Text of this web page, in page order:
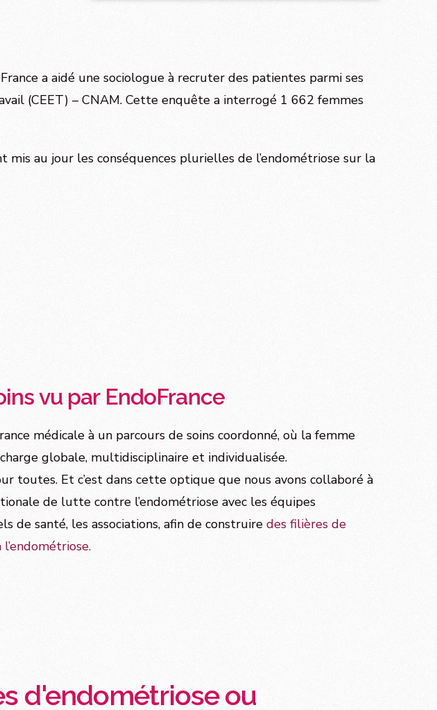
a aidé une sociologue à recruter des patientes parmi ses
(CEET) – CNAM. Cette enquête a interrogé 1 662 femmes
au jour les conséquences plurielles de l’endométriose sur la
vu par EndoFrance
médicale à un parcours de soins coordonné, où la femme
globale, multidisciplinaire et individualisée.
toutes. Et c’est dans cette optique que nous avons collaboré à
de lutte contre l’endométriose avec les équipes
de santé, les associations, afin de construire des filières de
d'endométriose ou